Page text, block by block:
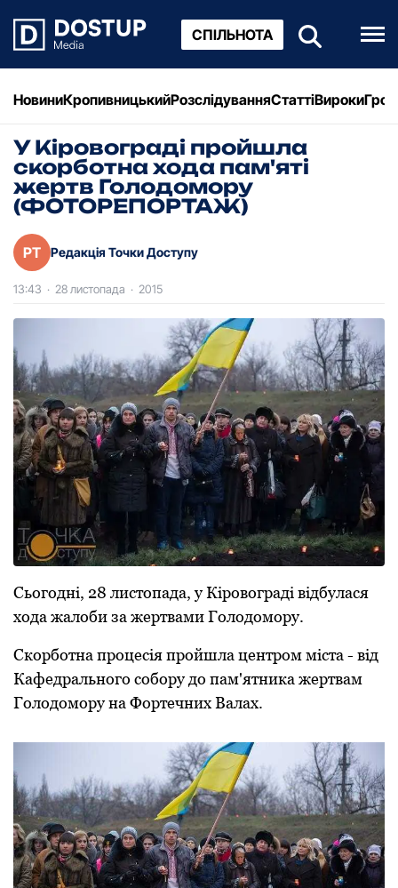
СПІЛЬНОТА
НовиниКропивницькийРозслідуванняСтаттіВироки
У Кіровограді пройшла
скорботна хода пам'яті
жертв Голодомору
(ФОТОРЕПОРТАЖ)
РТ Редакція Точки Доступу
13:43 · 28 листопада · 2015
Сьогодні, 28 листопада, у Кіровограді відбулася
хода жалоби за жертвами Голодомору.
Скорботна процесія пройшла центром міста - від
Кафедрального собору до пам'ятника жертвам
Голодомору на Фортечних Валах.